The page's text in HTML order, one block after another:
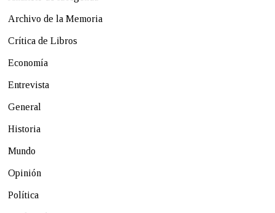
Archivo de la Memoria
Crítica de Libros
Economía
Entrevista
General
Historia
Mundo
Opinión
Política